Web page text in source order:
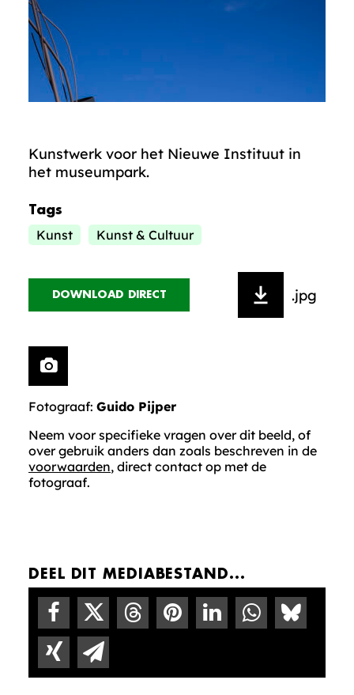
Kunstwerk voor het Nieuwe Instituut in
het museumpark.
Tags
Kunst Kunst & Cultuur
DOWNLOAD DIRECT .jpg
Fotograaf: Guido Pijper
Neem voor specifieke vragen over dit beeld, of
over gebruik anders dan zoals beschreven in de
voorwaarden, direct contact op met de
fotograaf.
DEEL DIT MEDIABESTAND...